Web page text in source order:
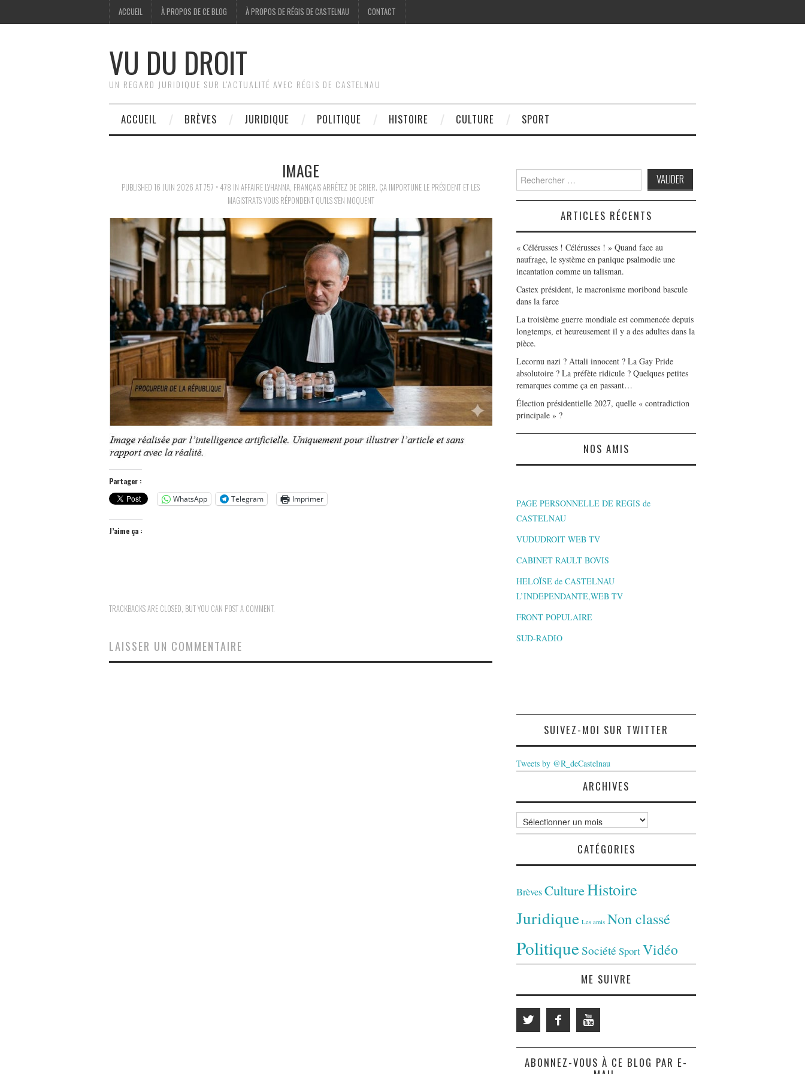
ACCUEIL À PROPOS DE CE BLOG À PROPOS DE RÉGIS DE CASTELNAU CONTACT
VU DU DROIT
UN REGARD JURIDIQUE SUR L'ACTUALITÉ AVEC RÉGIS DE CASTELNAU
ACCUEIL BRÈVES JURIDIQUE POLITIQUE HISTOIRE CULTURE SPORT
IMAGE
PUBLISHED 16 JUIN 2026 AT757 × 478 IN AFFAIRE LYHANNA, FRANÇAIS ARRÊTEZ DE CRIER. ÇA IMPORTUNE LE PRÉSIDENT ET LES
MAGISTRATS VOUS RÉPONDENT QU’ILS S’EN MOQUENT
Partager :
WhatsApp
Telegram Imprimer
J’aime ça :
TRACKBACKS ARE CLOSED, BUT YOU CAN POST A COMMENT.
LAISSER UN COMMENTAIRE
Search
for:
ARTICLES RÉCENTS
« Célérusses ! Célérusses ! » Quand face au
naufrage, le système en panique psalmodie une
incantation comme un talisman.
Castex président, le macronisme moribond bascule
dans la farce
La troisième guerre mondiale est commencée depuis
longtemps, et heureusement il y a des adultes dans la
pièce.
Lecornu nazi ? Attali innocent ? La Gay Pride
absolutoire ? La préfète ridicule ? Quelques petites
remarques comme ça en passant…
Élection présidentielle 2027, quelle « contradiction
principale » ?
NOS AMIS
PAGE PERSONNELLE DE REGIS de
CASTELNAU
VUDUDROIT WEB TV
CABINET RAULT BOVIS
HELOÏSE de CASTELNAU
L’INDEPENDANTE,WEB TV
FRONT POPULAIRE
SUD-RADIO
SUIVEZ-MOI SUR TWITTER
Tweets by @R_deCastelnau
ARCHIVES
Archives
CATÉGORIES
BrèvesCultureHistoire
Juridique Les amis Non classé
PolitiqueSociété SportVidéo
ME SUIVRE
ABONNEZ-VOUS À CE BLOG PAR E-